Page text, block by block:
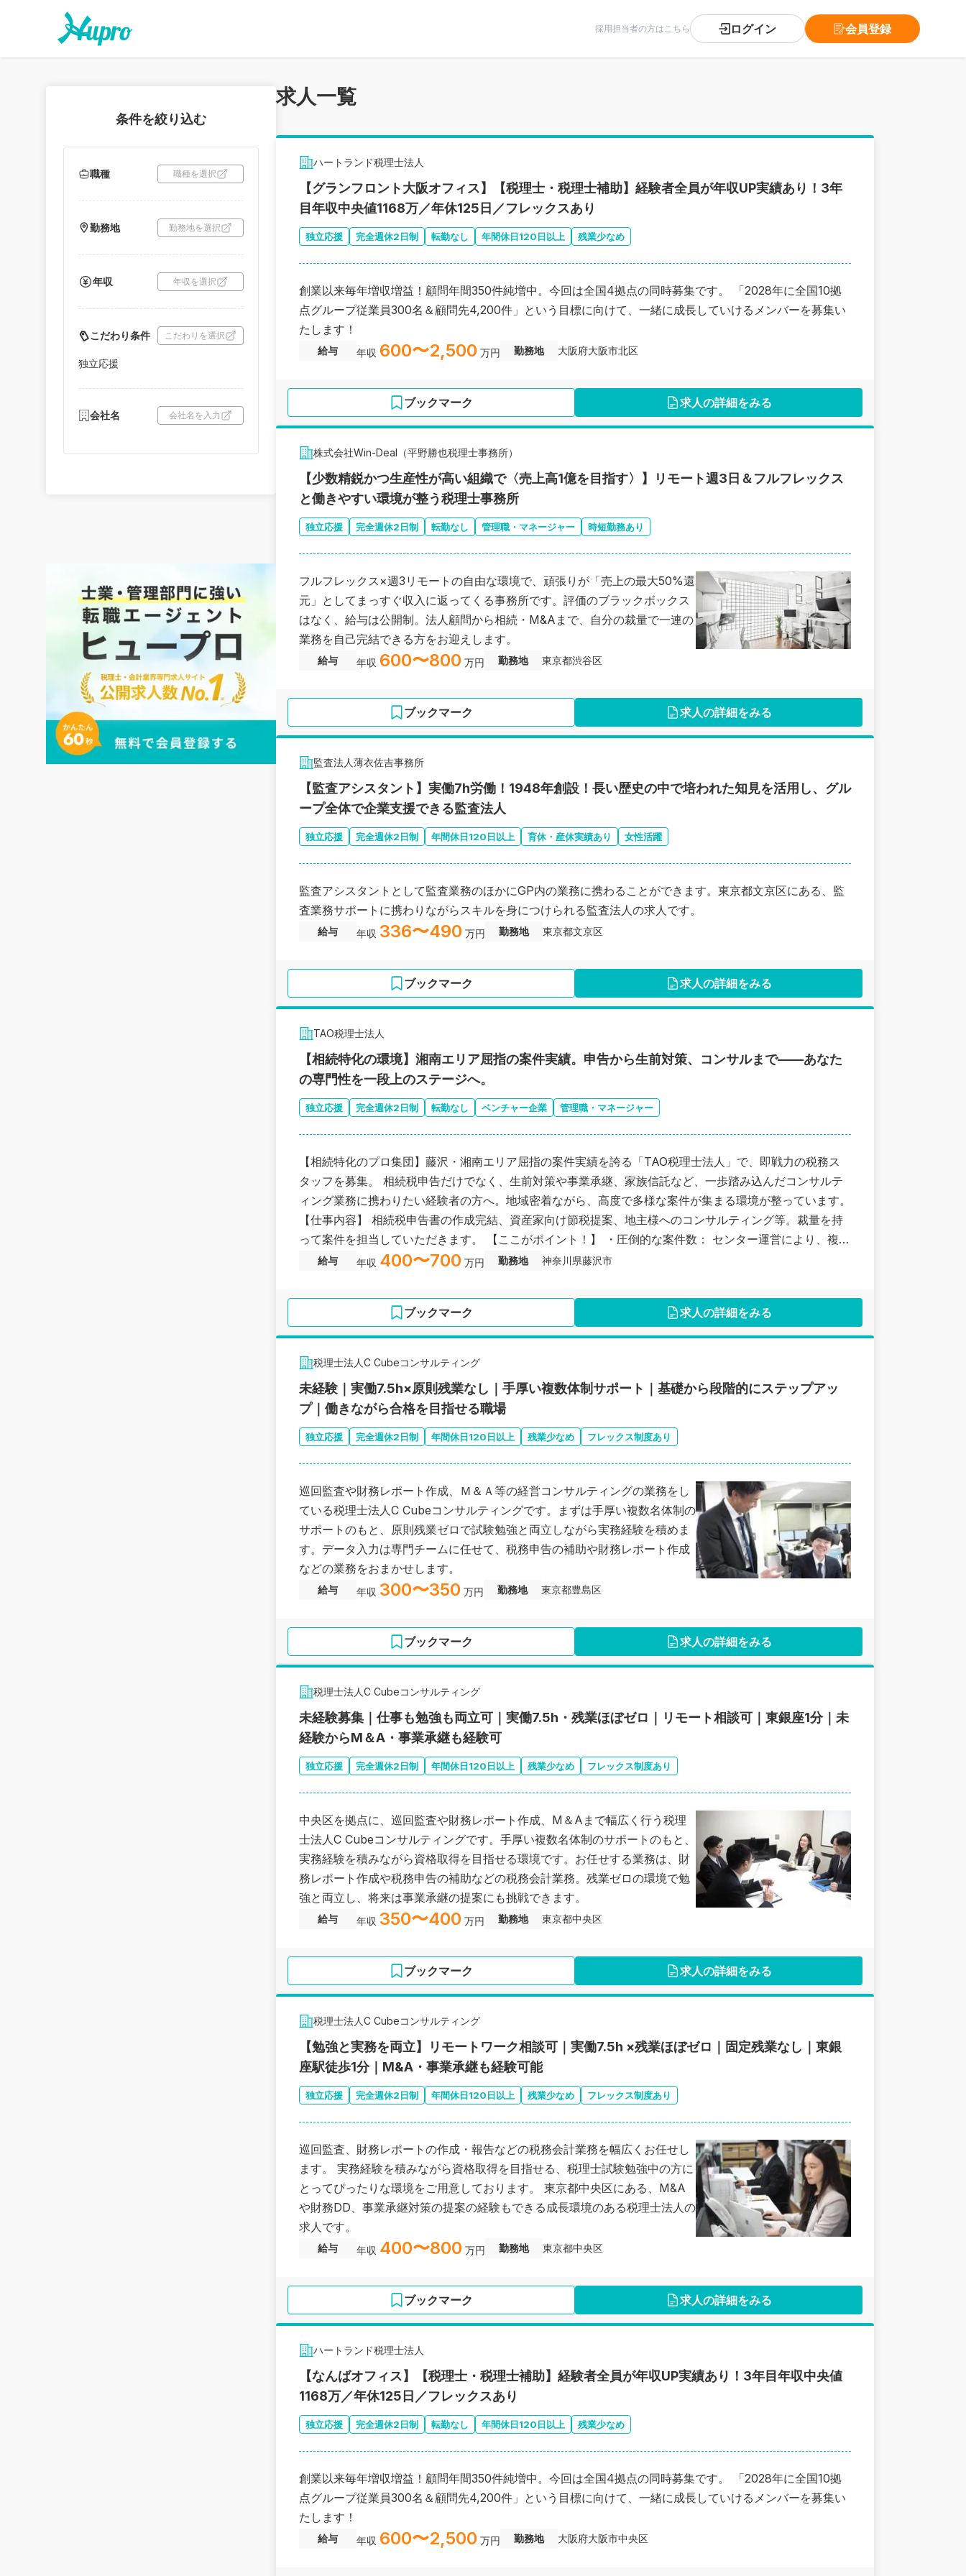
採用担当者の方はこちら ログイン 会員登録
条件を絞り込む
職種 職種を選択
勤務地 勤務地を選択
年収 年収を選択
こだわり条件 こだわりを選択
独立応援
会社名 会社名を入力
求人一覧
ハートランド税理士法人
【グランフロント大阪オフィス】【税理士・税理士補助】経験者全員が年収UP実績あり！3年
目年収中央値1168万／年休125日／フレックスあり
独立応援 完全週休2日制 転勤なし 年間休日120日以上 残業少なめ
創業以来毎年増収増益！顧問年間350件純増中。今回は全国4拠点の同時募集です。 「2028年に全国10拠
点グループ従業員300名＆顧問先4,200件」という目標に向けて、一緒に成長していけるメンバーを募集い
たします！
給与 年収 600〜2,500 万円 勤務地 大阪府大阪市北区
ブックマーク 求人の詳細をみる
株式会社Win-Deal（平野勝也税理士事務所）
【少数精鋭かつ生産性が高い組織で〈売上高1億を目指す〉】リモート週3日＆フルフレックス
と働きやすい環境が整う税理士事務所
独立応援 完全週休2日制 転勤なし 管理職・マネージャー 時短勤務あり
フルフレックス×週3リモートの自由な環境で、頑張りが「売上の最大50%還
元」としてまっすぐ収入に返ってくる事務所です。評価のブラックボックス
はなく、給与は公開制。法人顧問から相続・M&Aまで、自分の裁量で一連の
業務を自己完結できる方をお迎えします。
給与 年収 600〜800 万円 勤務地 東京都渋谷区
ブックマーク 求人の詳細をみる
監査法人薄衣佐吉事務所
【監査アシスタント】実働7h労働！1948年創設！長い歴史の中で培われた知見を活用し、グル
ープ全体で企業支援できる監査法人
独立応援 完全週休2日制 年間休日120日以上 育休・産休実績あり 女性活躍
監査アシスタントとして監査業務のほかにGP内の業務に携わることができます。東京都文京区にある、監
査業務サポートに携わりながらスキルを身につけられる監査法人の求人です。
給与 年収 336〜490 万円 勤務地 東京都文京区
ブックマーク 求人の詳細をみる
TAO税理士法人
【相続特化の環境】湘南エリア屈指の案件実績。申告から生前対策、コンサルまで——あなた
の専門性を一段上のステージへ。
独立応援 完全週休2日制 転勤なし ベンチャー企業 管理職・マネージャー
【相続特化のプロ集団】藤沢・湘南エリア屈指の案件実績を誇る「TAO税理士法人」で、即戦力の税務ス
タッフを募集。 相続税申告だけでなく、生前対策や事業承継、家族信託など、一歩踏み込んだコンサルテ
ィング業務に携わりたい経験者の方へ。地域密着ながら、高度で多様な案件が集まる環境が整っています。
【仕事内容】 相続税申告書の作成完結、資産家向け節税提案、地主様へのコンサルティング等。裁量を持
って案件を担当していただきます。 【ここがポイント！】 ・圧倒的な案件数： センター運営により、複雑
な土地評価や広大地案件など、希少な事例も経験可能。 ・キャリアパス： リーダー候補として、組織運営
最大化できる職場です。 あなたの専門性を、湘南で一段上のステージへ引き上げませんか？
給与 年収 400〜700 万円 勤務地 神奈川県藤沢市
ブックマーク 求人の詳細をみる
税理士法人C Cubeコンサルティング
未経験｜実働7.5h×原則残業なし｜手厚い複数体制サポート｜基礎から段階的にステップアッ
プ｜働きながら合格を目指せる職場
独立応援 完全週休2日制 年間休日120日以上 残業少なめ フレックス制度あり
巡回監査や財務レポート作成、Ｍ＆Ａ等の経営コンサルティングの業務をし
ている税理士法人C Cubeコンサルティングです。まずは手厚い複数名体制の
サポートのもと、原則残業ゼロで試験勉強と両立しながら実務経験を積めま
す。データ入力は専門チームに任せて、税務申告の補助や財務レポート作成
などの業務をおまかせします。
給与 年収 300〜350 万円 勤務地 東京都豊島区
ブックマーク 求人の詳細をみる
税理士法人C Cubeコンサルティング
未経験募集｜仕事も勉強も両立可｜実働7.5h・残業ほぼゼロ｜リモート相談可｜東銀座1分｜未
経験からM＆A・事業承継も経験可
独立応援 完全週休2日制 年間休日120日以上 残業少なめ フレックス制度あり
中央区を拠点に、巡回監査や財務レポート作成、M＆Aまで幅広く行う税理
士法人C Cubeコンサルティングです。手厚い複数名体制のサポートのもと、
実務経験を積みながら資格取得を目指せる環境です。お任せする業務は、財
務レポート作成や税務申告の補助などの税務会計業務。残業ゼロの環境で勉
強と両立し、将来は事業承継の提案にも挑戦できます。
給与 年収 350〜400 万円 勤務地 東京都中央区
ブックマーク 求人の詳細をみる
税理士法人C Cubeコンサルティング
【勉強と実務を両立】リモートワーク相談可｜実働7.5h ×残業ほぼゼロ｜固定残業なし｜東銀
座駅徒歩1分｜M&A・事業承継も経験可能
独立応援 完全週休2日制 年間休日120日以上 残業少なめ フレックス制度あり
巡回監査、財務レポートの作成・報告などの税務会計業務を幅広くお任せし
ます。 実務経験を積みながら資格取得を目指せる、税理士試験勉強中の方に
とってぴったりな環境をご用意しております。 東京都中央区にある、M&A
や財務DD、事業承継対策の提案の経験もできる成長環境のある税理士法人の
求人です。
給与 年収 400〜800 万円 勤務地 東京都中央区
ブックマーク 求人の詳細をみる
ハートランド税理士法人
【なんばオフィス】【税理士・税理士補助】経験者全員が年収UP実績あり！3年目年収中央値
1168万／年休125日／フレックスあり
独立応援 完全週休2日制 転勤なし 年間休日120日以上 残業少なめ
創業以来毎年増収増益！顧問年間350件純増中。今回は全国4拠点の同時募集です。 「2028年に全国10拠
点グループ従業員300名＆顧問先4,200件」という目標に向けて、一緒に成長していけるメンバーを募集い
たします！
給与 年収 600〜2,500 万円 勤務地 大阪府大阪市中央区